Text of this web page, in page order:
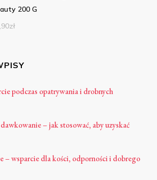
200 G
zł
podczas opatrywania i drobnych
– jak stosować, aby uzyskać
– wsparcie dla kości, odporności i dobrego